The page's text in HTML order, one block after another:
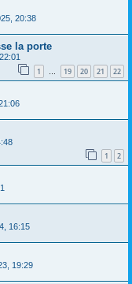
20:38
la porte
1 … 19 20 21 22
1 2
16:15
19:29